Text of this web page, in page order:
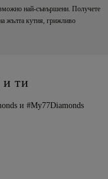
най-съвършени. Получете
жълта кутия, грижливо
ти
и #My77Diamonds